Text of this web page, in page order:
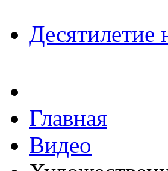
Десятилетие
Главная
Видео